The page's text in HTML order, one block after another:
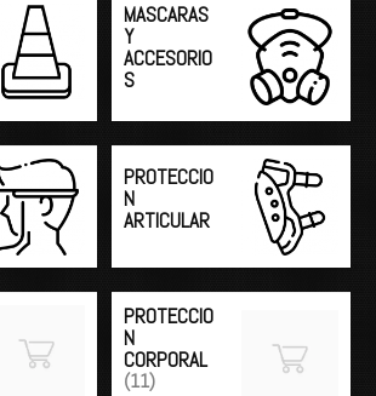
MASCARAS
Y
ACCESORIO
S
PROTECCIO
N
ARTICULAR
PROTECCIO
N
CORPORAL
(11)